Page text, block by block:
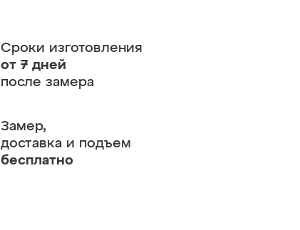
Сроки изготовления
от 7 дней
после замера
Замер,
доставка и подъем
бесплатно